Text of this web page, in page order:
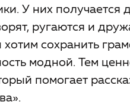
У них получается
ругаются и
сохранить
модной. Тем
помогает